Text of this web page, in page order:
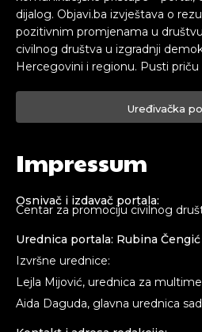
dijalog. Objavi.ba izvještava o
pozitivnim promjenama u
civilnog društva u izgradnji
Hercegovini i regionu. Pusti priču
Uređivačka
Impressum
Osnivač i izdavač portala:
Centar za promociju civilnog
Urednica portala: Rubina Čengić
Izvršne urednice:
Lejla Mijović, urednica za
Aida Daguda, glavna urednica